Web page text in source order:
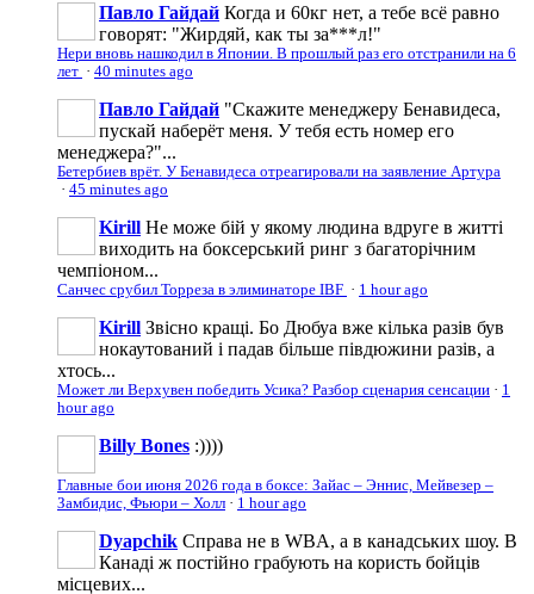
Павло Гайдай Когда и 60кг нет, а тебе всё равно
говорят: "Жирдяй, как ты за***л!"
Нери вновь нашкодил в Японии. В прошлый раз его отстранили на 6
лет · 40 minutes ago
Павло Гайдай "Скажите менеджеру Бенавидеса,
пускай наберёт меня. У тебя есть номер его
менеджера?"...
Бетербиев врёт. У Бенавидеса отреагировали на заявление Артура
· 45 minutes ago
Kirill Не може бій у якому людина вдруге в житті
виходить на боксерський ринг з багаторічним
чемпіоном...
Санчес срубил Торреза в элиминаторе IBF · 1 hour ago
Kirill Звісно кращі. Бо Дюбуа вже кілька разів був
нокаутований і падав більше півдюжини разів, а
хтось...
Может ли Верхувен победить Усика? Разбор сценария сенсации · 1
hour ago
Billy Bones :))))
Главные бои июня 2026 года в боксе: Зайас – Эннис, Мейвезер –
Замбидис, Фьюри – Холл · 1 hour ago
Dyapchik Справа не в WBA, а в канадських шоу. В
Канаді ж постійно грабують на користь бойців
місцевих...